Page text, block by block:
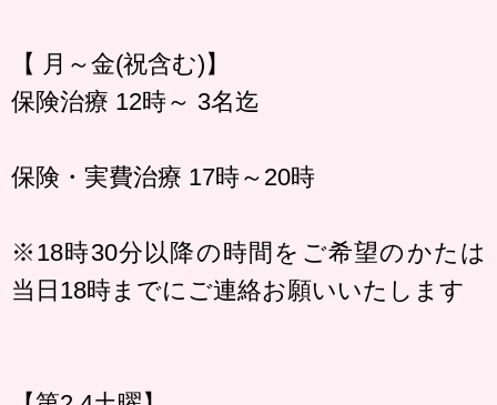
【 月～金(祝含む)】
保険治療 12時～ 3名迄
保険・実費治療 17時～20時
※18時30分以降の時間をご希望のかたは
当日18時までにご連絡お願いいたします